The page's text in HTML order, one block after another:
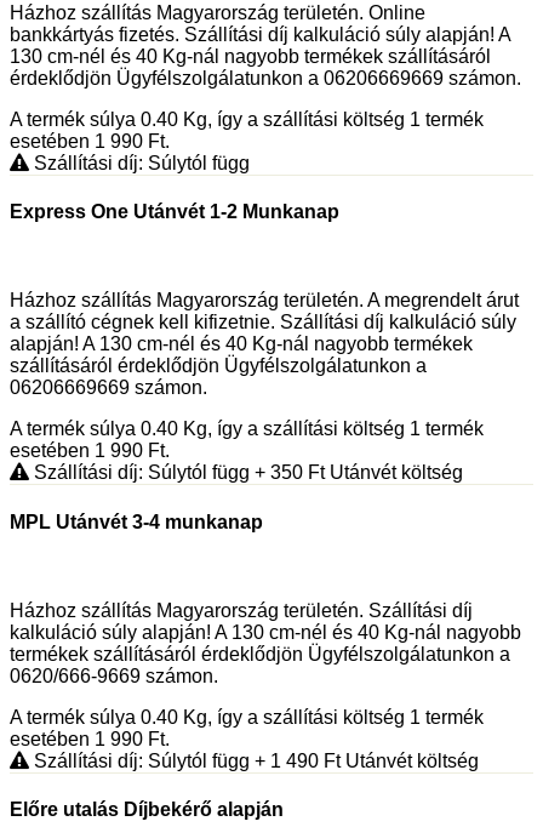
Házhoz szállítás Magyarország területén. Online
bankkártyás fizetés. Szállítási díj kalkuláció súly alapján! A
130 cm-nél és 40 Kg-nál nagyobb termékek szállításáról
érdeklődjön Ügyfélszolgálatunkon a 06206669669 számon.
A termék súlya 0.40 Kg, így a szállítási költség 1 termék
esetében 1 990 Ft.
Szállítási díj: Súlytól függ
Express One Utánvét 1-2 Munkanap
Házhoz szállítás Magyarország területén. A megrendelt árut
a szállító cégnek kell kifizetnie. Szállítási díj kalkuláció súly
alapján! A 130 cm-nél és 40 Kg-nál nagyobb termékek
szállításáról érdeklődjön Ügyfélszolgálatunkon a
06206669669 számon.
A termék súlya 0.40 Kg, így a szállítási költség 1 termék
esetében 1 990 Ft.
Szállítási díj: Súlytól függ + 350 FtUtánvét költség
MPL Utánvét 3-4 munkanap
Házhoz szállítás Magyarország területén. Szállítási díj
kalkuláció súly alapján! A 130 cm-nél és 40 Kg-nál nagyobb
termékek szállításáról érdeklődjön Ügyfélszolgálatunkon a
0620/666-9669 számon.
A termék súlya 0.40 Kg, így a szállítási költség 1 termék
esetében 1 990 Ft.
Szállítási díj: Súlytól függ + 1 490 FtUtánvét költség
Előre utalás Díjbekérő alapján